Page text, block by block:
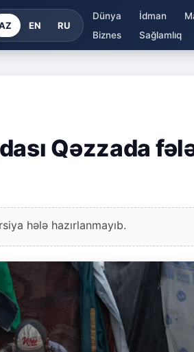
EN RU
Dünya İdman
Biznes
Sağlamlıq
Qəzzada
hələ hazırlanmayıb.